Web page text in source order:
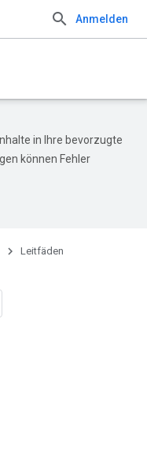
Anmelden
in Ihre bevorzugte
können Fehler
Leitfäden